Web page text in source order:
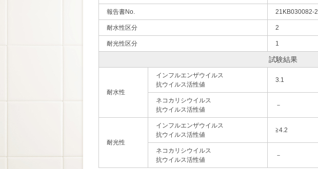
報告書No. 21KB030082-2
耐水性区分 2
耐光性区分 1
試験結果
耐水性
インフルエンザウイルス
抗ウイルス活性値
3.1
ネコカリシウイルス
抗ウイルス活性値
－
耐光性
インフルエンザウイルス
抗ウイルス活性値
≧4.2
ネコカリシウイルス
抗ウイルス活性値
－